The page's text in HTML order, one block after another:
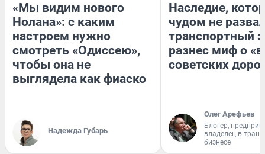
«Мы видим нового
Нолана»: с каким
настроем нужно
смотреть «Одиссею»,
чтобы она не
выглядела как фиаско
Надежда Губарь
Наследие,
чудом не
транспортный
разнес миф о
советских
Олег Арефьев
Блогер,
владелец в
бизнесе